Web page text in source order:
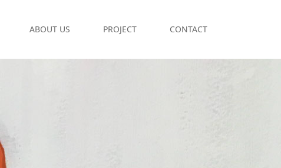
ABOUT US PROJECT CONTACT